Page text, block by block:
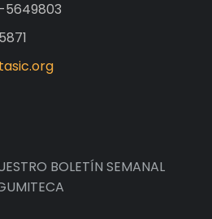
5649803
BOLETÍN SEMANAL